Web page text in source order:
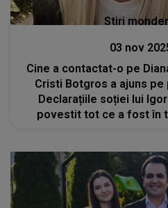
Stiri
03 nov
Cine a contactat-o pe
Cristi Botgros a ajuns
Declarațiile soției lui Igor
povestit tot ce a fost în